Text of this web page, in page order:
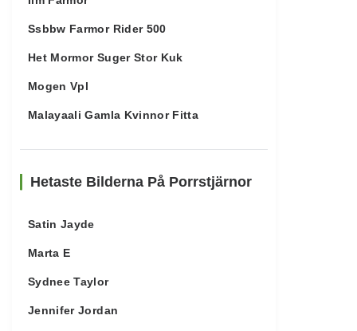
Ssbbw Farmor Rider 500
Het Mormor Suger Stor Kuk
Mogen Vpl
Malayaali Gamla Kvinnor Fitta
Hetaste Bilderna På Porrstjärnor
Satin Jayde
Marta E
Sydnee Taylor
Jennifer Jordan